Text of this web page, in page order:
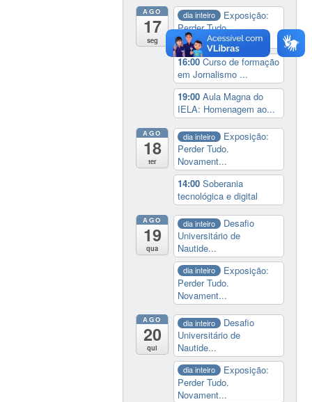
AGO
17
seg
dia inteiro
Exposição:
Perder Tudo.
Novament...
16:00Curso de formação
em Jornalismo ...
19:00Aula Magna do
IELA: Homenagem ao...
AGO
18
ter
dia inteiro
Exposição:
Perder Tudo.
Novament...
14:00Soberania
tecnológica e digital
AGO
19
qua
dia inteiro
Desafio
Universitário de
Nautide...
dia inteiro
Exposição:
Perder Tudo.
Novament...
AGO
20
qui
dia inteiro
Desafio
Universitário de
Nautide...
dia inteiro
Exposição:
Perder Tudo.
Novament...